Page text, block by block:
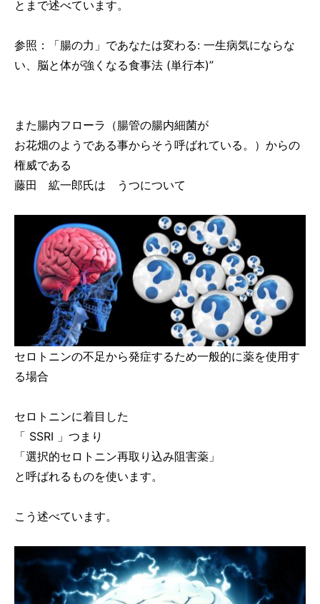
とまで述べています。
参照：「腸の力」であなたは変わる: 一生病気にならな
い、脳と体が強くなる食事法 (単行本)”
また腸内フローラ（腸管の腸内細菌が
お花畑のようである事からそう呼ばれている。）からの
権威である
藤田 絋一郎氏は うつについて
セロトニンの不足から発症するため一般的に薬を使用す
る場合
セロトニンに着目した
「 SSRI 」つまり
「選択的セロトニン再取り込み阻害薬」
と呼ばれるものを使います。
こう述べています。